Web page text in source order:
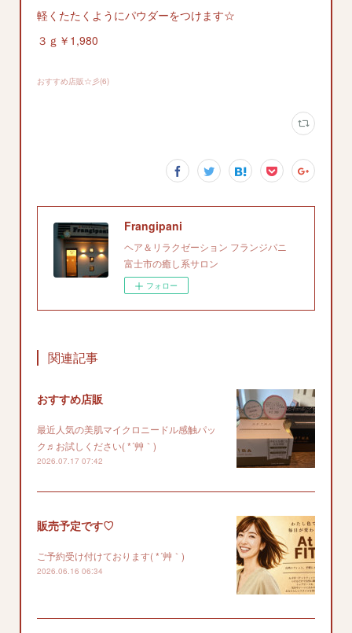
軽くたたくようにパウダーをつけます☆
３ｇ￥1,980
おすすめ店販☆彡(6)
Frangipani
ヘア＆リラクゼーション フランジパニ
富士市の癒し系サロン
フォロー
関連記事
おすすめ店販
最近人気の美肌マイクロニードル感触パッ
ク♬お試しください( *´艸｀)
2026.07.17 07:42
販売予定です♡
ご予約受け付けております( *´艸｀)
2026.06.16 06:34